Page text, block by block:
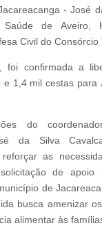
- José
de Aveiro,
Civil do Consórcio
foi confirmada a
e 1,4 mil cestas para
do
da Silva
as
de apoio
de
busca amenizar
alimentar às